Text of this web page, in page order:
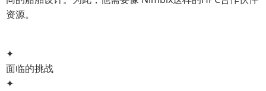
资源。
✦
面临的挑战
✦